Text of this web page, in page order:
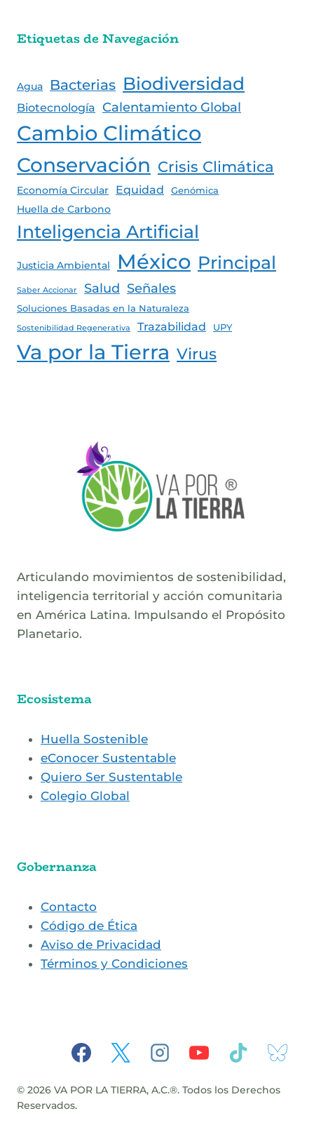
Etiquetas de Navegación
Agua Bacterias Biodiversidad
Biotecnología Calentamiento Global
Cambio Climático
Conservación Crisis Climática
Economía Circular Equidad Genómica
Huella de Carbono
Inteligencia Artificial
Justicia Ambiental México Principal
Saber Accionar Salud Señales
Soluciones Basadas en la Naturaleza
Sostenibilidad Regenerativa Trazabilidad UPY
Va por la Tierra Virus
Articulando movimientos de sostenibilidad,
inteligencia territorial y acción comunitaria
en América Latina. Impulsando el Propósito
Planetario.
Ecosistema
Huella Sostenible
eConocer Sustentable
Quiero Ser Sustentable
Colegio Global
Gobernanza
Contacto
Código de Ética
Aviso de Privacidad
Términos y Condiciones
© 2026 VA POR LA TIERRA, A.C.®. Todos los Derechos
Reservados.